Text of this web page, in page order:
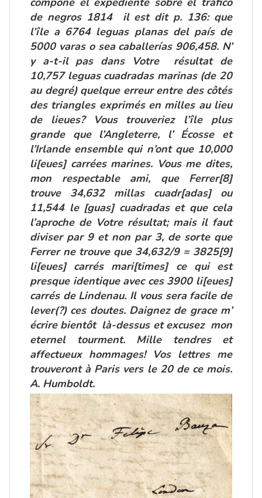
de negros 1814 il est dit p. 136: que
l’île a 6764 leguas planas del país de
5000 varas o sea caballerías 906,458. N’
y a-t-il pas dans Votre résultat de
10,757 leguas cuadradas marinas (de 20
au degré) quelque erreur entre des côtés
des triangles exprimés en milles au lieu
de lieues? Vous trouveriez l’île plus
grande que l’Angleterre, l’ Écosse et
l’Irlande ensemble qui n’ont que 10,000
li[eues] carrées marines. Vous me dites,
mon respectable ami, que Ferrer[8]
trouve 34,632 millas cuadr[adas] ou
11,544 le [guas] cuadradas et que cela
l’aproche de Votre résultat; mais il faut
diviser par 9 et non par 3, de sorte que
Ferrer ne trouve que 34,632/9 = 3825[9]
li[eues] carrés mari[times] ce qui est
presque identique avec ces 3900 li[eues]
carrés de Lindenau. Il vous sera facile de
lever(?) ces doutes. Daignez de grace m’
écrire bientôt là-dessus et excusez mon
eternel tourment. Mille tendres et
affectueux hommages! Vos lettres me
trouveront à Paris vers le 20 de ce mois.
A. Humboldt.